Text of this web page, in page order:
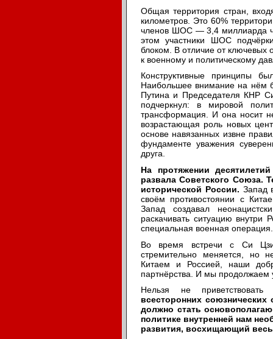
Общая территория стран,
километров. Это 60%
членов ШОС — 3,4 миллиарда
этом участники ШОС
блоком. В отличие от ключевых
к военному и политическому
Конструктивные принципы
Наибольшее внимание на нём
Путина и Председателя КНР
подчеркнул: в мировой
трансформация. И она носит
возрастающая роль новых
основе навязанных извне
фундаменте уважения
друга.
На протяжении
развала Советского Союза.
исторической России. Запад
своём противостоянии с
Запад создавал
раскачивать ситуацию
специальная военная операция.
Во время встречи с Си
стремительно меняется, но
Китаем и Россией, наши
партнёрства. И мы продолжаем
Нельзя не
всесторонних
должно стать
политике внутренней нам
развития, восхищающий